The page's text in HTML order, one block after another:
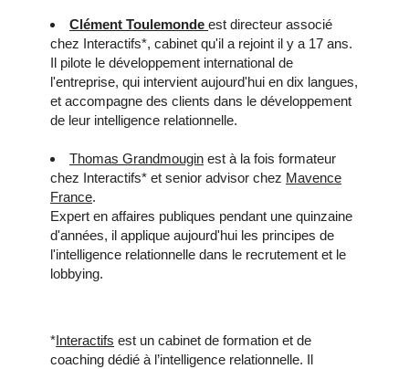
Clément Toulemonde est directeur associé
chez Interactifs*, cabinet qu'il a rejoint il y a 17 ans.
Il pilote le développement international de
l'entreprise, qui intervient aujourd'hui en dix langues,
et accompagne des clients dans le développement
de leur intelligence relationnelle.
Thomas Grandmougin est à la fois formateur
chez Interactifs* et senior advisor chez Mavence
France.
Expert en affaires publiques pendant une quinzaine
d'années, il applique aujourd'hui les principes de
l'intelligence relationnelle dans le recrutement et le
lobbying.
*Interactifs est un cabinet de formation et de
coaching dédié à l’intelligence relationnelle. Il